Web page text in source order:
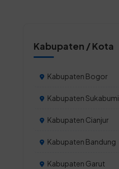
Kabupaten / Kota
Kabupaten Bogor
Kabupaten Sukabumi
Kabupaten Cianjur
Kabupaten Bandung
Kabupaten Garut